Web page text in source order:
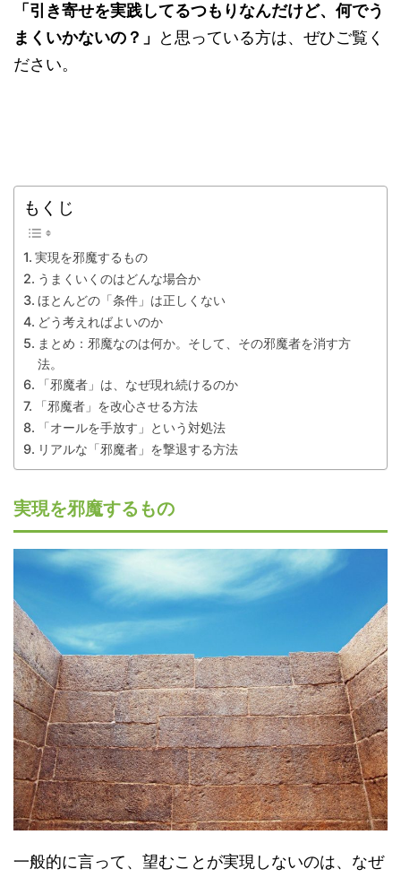
「引き寄せを実践してるつもりなんだけど、何でう
まくいかないの？」
と思っている方は、ぜひご覧く
ださい。
もくじ
実現を邪魔するもの
うまくいくのはどんな場合か
ほとんどの「条件」は正しくない
どう考えればよいのか
まとめ：邪魔なのは何か。そして、その邪魔者を消す方
法。
「邪魔者」は、なぜ現れ続けるのか
「邪魔者」を改心させる方法
「オールを手放す」という対処法
リアルな「邪魔者」を撃退する方法
実現を邪魔するもの
一般的に言って、望むことが実現しないのは、なぜ